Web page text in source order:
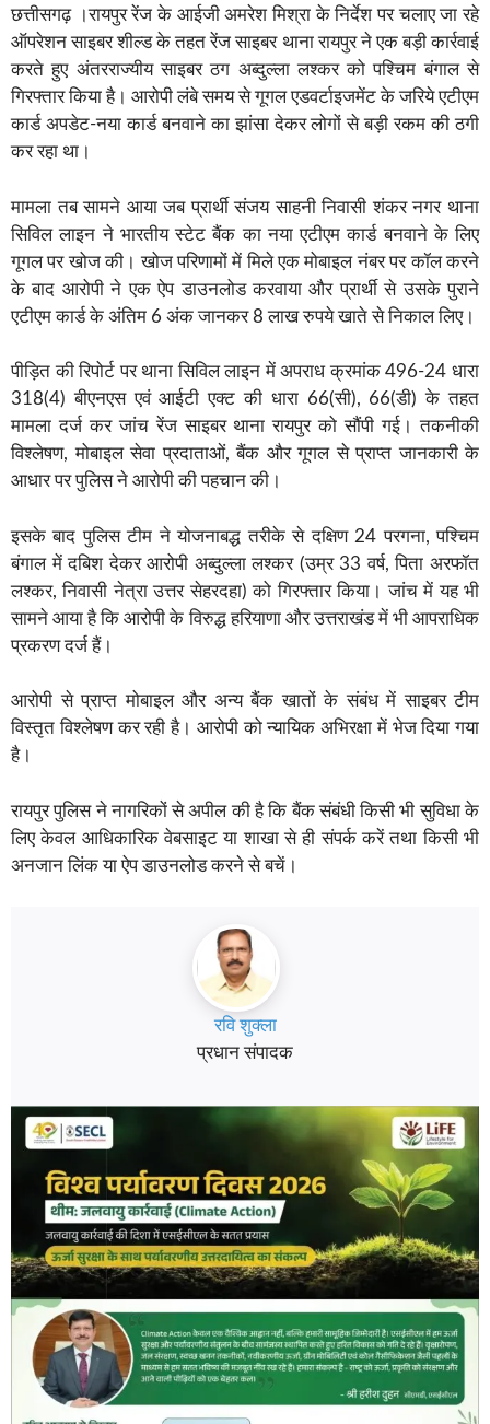
छत्तीसगढ़ ।रायपुर रेंज के आईजी अमरेश मिश्रा के निर्देश पर चलाए जा रहे
ऑपरेशन साइबर शील्ड के तहत रेंज साइबर थाना रायपुर ने एक बड़ी कार्रवाई
करते हुए अंतरराज्यीय साइबर ठग अब्दुल्ला लश्कर को पश्चिम बंगाल से
गिरफ्तार किया है। आरोपी लंबे समय से गूगल एडवर्टाइजमेंट के जरिये एटीएम
कार्ड अपडेट-नया कार्ड बनवाने का झांसा देकर लोगों से बड़ी रकम की ठगी
कर रहा था।
मामला तब सामने आया जब प्रार्थी संजय साहनी निवासी शंकर नगर थाना
सिविल लाइन ने भारतीय स्टेट बैंक का नया एटीएम कार्ड बनवाने के लिए
गूगल पर खोज की। खोज परिणामों में मिले एक मोबाइल नंबर पर कॉल करने
के बाद आरोपी ने एक ऐप डाउनलोड करवाया और प्रार्थी से उसके पुराने
एटीएम कार्ड के अंतिम 6 अंक जानकर 8 लाख रुपये खाते से निकाल लिए।
पीड़ित की रिपोर्ट पर थाना सिविल लाइन में अपराध क्रमांक 496-24 धारा
318(4) बीएनएस एवं आईटी एक्ट की धारा 66(सी), 66(डी) के तहत
मामला दर्ज कर जांच रेंज साइबर थाना रायपुर को सौंपी गई। तकनीकी
विश्लेषण, मोबाइल सेवा प्रदाताओं, बैंक और गूगल से प्राप्त जानकारी के
आधार पर पुलिस ने आरोपी की पहचान की।
इसके बाद पुलिस टीम ने योजनाबद्ध तरीके से दक्षिण 24 परगना, पश्चिम
बंगाल में दबिश देकर आरोपी अब्दुल्ला लश्कर (उम्र 33 वर्ष, पिता अरफॉत
लश्कर, निवासी नेत्रा उत्तर सेहरदहा) को गिरफ्तार किया। जांच में यह भी
सामने आया है कि आरोपी के विरुद्ध हरियाणा और उत्तराखंड में भी आपराधिक
प्रकरण दर्ज हैं।
आरोपी से प्राप्त मोबाइल और अन्य बैंक खातों के संबंध में साइबर टीम
विस्तृत विश्लेषण कर रही है। आरोपी को न्यायिक अभिरक्षा में भेज दिया गया
है।
रायपुर पुलिस ने नागरिकों से अपील की है कि बैंक संबंधी किसी भी सुविधा के
लिए केवल आधिकारिक वेबसाइट या शाखा से ही संपर्क करें तथा किसी भी
अनजान लिंक या ऐप डाउनलोड करने से बचें।
रवि शुक्ला
प्रधान संपादक